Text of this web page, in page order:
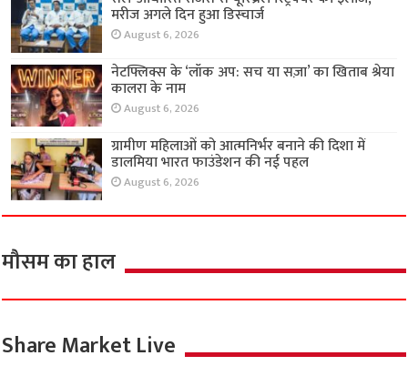
मरीज अगले दिन हुआ डिस्चार्ज
August 6, 2026
नेटफ्लिक्स के ‘लॉक अप: सच या सज़ा’ का खिताब श्रेया
कालरा के नाम
August 6, 2026
ग्रामीण महिलाओं को आत्मनिर्भर बनाने की दिशा में
डालमिया भारत फाउंडेशन की नई पहल
August 6, 2026
मौसम का हाल
Share Market Live